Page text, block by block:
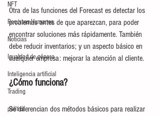
NFT
Recursos Humanos
Noticias
Igualdad de género
Inteligencia artificial
Trading
política
Otra de las funciones del Forecast es detectar los
problemas antes de que aparezcan, para poder
encontrar soluciones más rápidamente. También
debe reducir inventarios; y un aspecto básico en
cualquier empresa: mejorar la atención al cliente.
¿Cómo funciona?
Se diferencian dos métodos básicos para realizar